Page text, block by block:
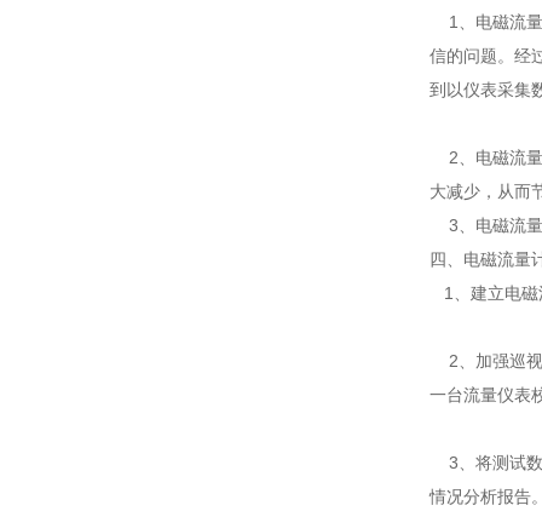
1、电磁流量
信的问题。经
到以仪表采集
2、电磁流量
大减少，从而
3、电磁流量
四、电磁流量
1、建立电磁
2、加强巡视
一台流量仪表
3、将测试数
情况分析报告